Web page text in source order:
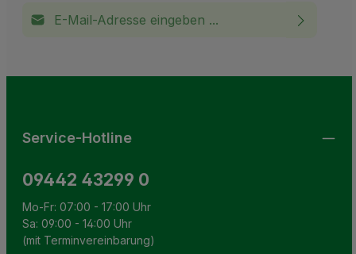
Service-Hotline
09442 43299 0
Mo-Fr: 07:00 - 17:00 Uhr
Sa: 09:00 - 14:00 Uhr
(mit Terminvereinbarung)